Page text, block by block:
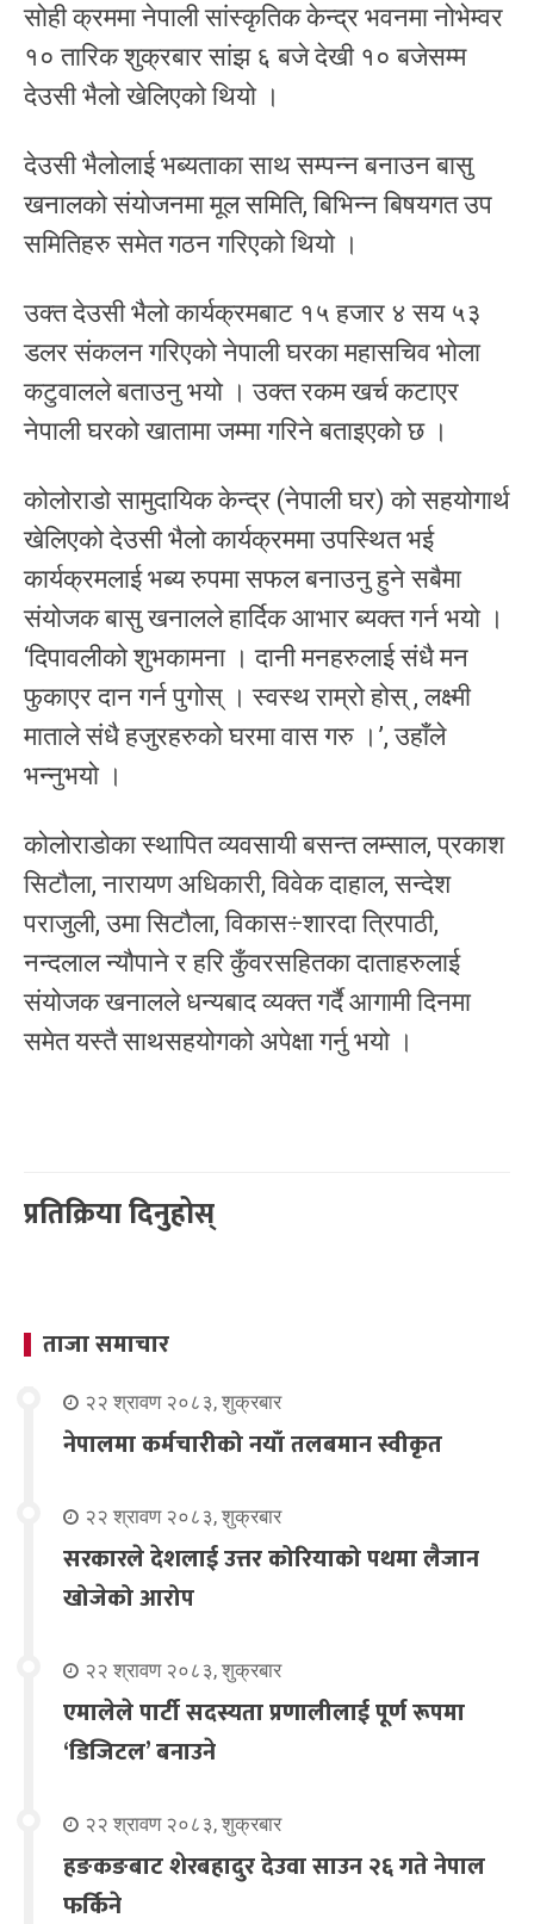
सोही क्रममा नेपाली सांस्कृतिक केन्द्र भवनमा नोभेम्वर
१० तारिक शुक्रबार सांझ ६ बजे देखी १० बजेसम्म
देउसी भैलो खेलिएको थियो ।
देउसी भैलोलाई भब्यताका साथ सम्पन्न बनाउन बासु
खनालको संयोजनमा मूल समिति, बिभिन्न बिषयगत उप
समितिहरु समेत गठन गरिएको थियो ।
उक्त देउसी भैलो कार्यक्रमबाट १५ हजार ४ सय ५३
डलर संकलन गरिएको नेपाली घरका महासचिव भोला
कटुवालले बताउनु भयो । उक्त रकम खर्च कटाएर
नेपाली घरको खातामा जम्मा गरिने बताइएको छ ।
कोलोराडो सामुदायिक केन्द्र (नेपाली घर) को सहयोगार्थ
खेलिएको देउसी भैलो कार्यक्रममा उपस्थित भई
कार्यक्रमलाई भब्य रुपमा सफल बनाउनु हुने सबैमा
संयोजक बासु खनालले हार्दिक आभार ब्यक्त गर्न भयो ।
‘दिपावलीको शुभकामना । दानी मनहरुलाई संधै मन
फुकाएर दान गर्न पुगोस् । स्वस्थ राम्रो होस् , लक्ष्मी
माताले संधै हजुरहरुको घरमा वास गरु ।’, उहाँले
भन्नुभयो ।
कोलोराडोका स्थापित व्यवसायी बसन्त लम्साल, प्रकाश
सिटौला, नारायण अधिकारी, विवेक दाहाल, सन्देश
पराजुली, उमा सिटौला, विकास÷शारदा त्रिपाठी,
नन्दलाल न्यौपाने र हरि कुँवरसहितका दाताहरुलाई
संयोजक खनालले धन्यबाद व्यक्त गर्दै आगामी दिनमा
समेत यस्तै साथसहयोगको अपेक्षा गर्नु भयो ।
प्रतिक्रिया दिनुहोस्
ताजा समाचार
२२ श्रावण २०८३, शुक्रबार
नेपालमा कर्मचारीको नयाँ तलबमान स्वीकृत
२२ श्रावण २०८३, शुक्रबार
सरकारले देशलाई उत्तर कोरियाको पथमा लैजान
खोजेको आरोप
२२ श्रावण २०८३, शुक्रबार
एमालेले पार्टी सदस्यता प्रणालीलाई पूर्ण रूपमा
‘डिजिटल’ बनाउने
२२ श्रावण २०८३, शुक्रबार
हङकङबाट शेरबहादुर देउवा साउन २६ गते नेपाल
फर्किने